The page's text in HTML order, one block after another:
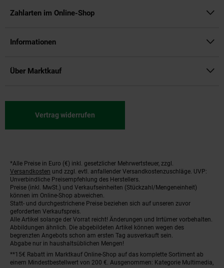
Zahlarten im Online-Shop
Informationen
Über Marktkauf
Vertrag widerrufen
Fußnoten
*Alle Preise in Euro (€) inkl. gesetzlicher Mehrwertsteuer, zzgl.
Versandkosten und zzgl. evtl. anfallender Versandkostenzuschläge. UVP:
Unverbindliche Preisempfehlung des Herstellers.
Preise (inkl. MwSt.) und Verkaufseinheiten (Stückzahl/Mengeneinheit)
können im Online-Shop abweichen.
Statt- und durchgestrichene Preise beziehen sich auf unseren zuvor
geforderten Verkaufspreis.
Alle Artikel solange der Vorrat reicht! Änderungen und Irrtümer vorbehalten.
Abbildungen ähnlich. Die abgebildeten Artikel können wegen des
begrenzten Angebots schon am ersten Tag ausverkauft sein.
Abgabe nur in haushaltsüblichen Mengen!
**15€ Rabatt im Marktkauf Online-Shop auf das komplette Sortiment ab
einem Mindestbestellwert von 200 €. Ausgenommen: Kategorie Multimedia,